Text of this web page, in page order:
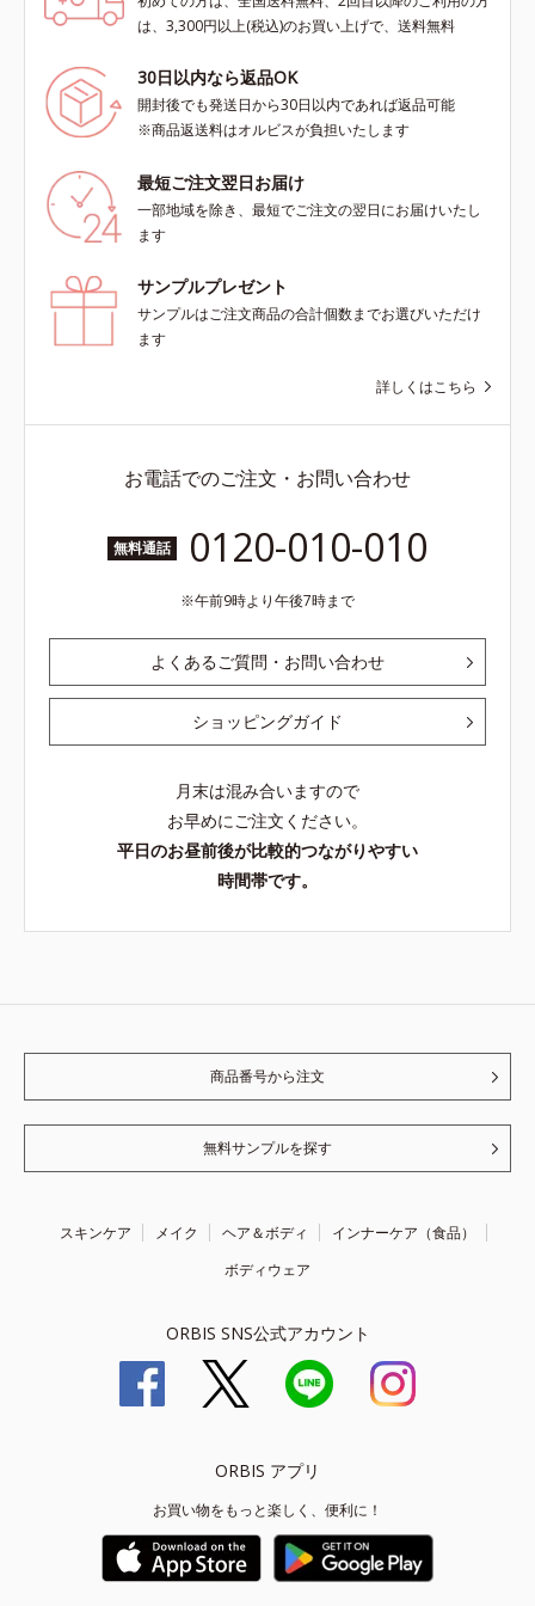
は、3,300円以上(税込)のお買い上げで、送料無料
30日以内なら返品OK
開封後でも発送日から30日以内であれば返品可能
※商品返送料はオルビスが負担いたします
最短ご注文翌日お届け
一部地域を除き、最短でご注文の翌日にお届けいたし
ます
サンプルプレゼント
サンプルはご注文商品の合計個数までお選びいただけ
ます
詳しくはこちら
お電話でのご注文・お問い合わせ
無料通話 0120-010-010
午前9時より午後7時まで
よくあるご質問・お問い合わせ
ショッピングガイド
月末は混み合いますので
お早めにご注文ください。
平日のお昼前後が比較的つながりやすい
時間帯です。
商品番号から注文
無料サンプルを探す
スキンケア メイク ヘア＆ボディ
インナーケア（食品）
ボディウェア
ORBIS SNS公式アカウント
ORBIS アプリ
お買い物をもっと楽しく、便利に！